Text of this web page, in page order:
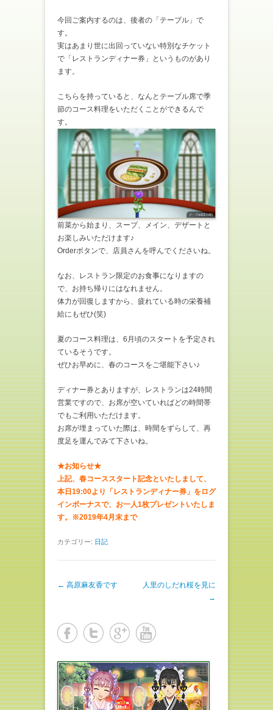
今回ご案内するのは、後者の「テーブル」で
す。
実はあまり世に出回っていない特別なチケット
で「レストランディナー券」というものがあり
ます。
こちらを持っていると、なんとテーブル席で季
節のコース料理をいただくことができるんで
す。
前菜から始まり、スープ、メイン、デザートと
お楽しみいただけます♪
Orderボタンで、店員さんを呼んでくださいね。
なお、レストラン限定のお食事になりますの
で、お持ち帰りにはなれません。
体力が回復しますから、疲れている時の栄養補
給にもぜひ(笑)
夏のコース料理は、6月頃のスタートを予定され
ているそうです。
ぜひお早めに、春のコースをご堪能下さい♪
ディナー券とありますが、レストランは24時間
営業ですので、お席が空いていればどの時間帯
でもご利用いただけます。
お席が埋まっていた際は、時間をずらして、再
度足を運んでみて下さいね。
★お知らせ★
上記、春コーススタート記念といたしまして、
本日19:00より「レストランディナー券」をログ
インボーナスで、お一人1枚プレゼントいたしま
す。※2019年4月末まで
カテゴリー: 日記
投稿ナビゲーション
← 高原麻友香です
人里のしだれ桜を見に
→